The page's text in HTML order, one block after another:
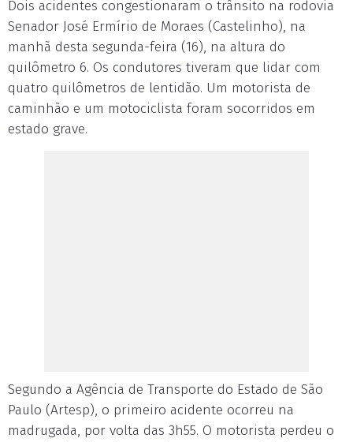
Dois acidentes congestionaram o trânsito na rodovia
Senador José Ermírio de Moraes (Castelinho), na
manhã desta segunda-feira (16), na altura do
quilômetro 6. Os condutores tiveram que lidar com
quatro quilômetros de lentidão. Um motorista de
caminhão e um motociclista foram socorridos em
estado grave.
Segundo a Agência de Transporte do Estado de São
Paulo (Artesp), o primeiro acidente ocorreu na
madrugada, por volta das 3h55. O motorista perdeu o